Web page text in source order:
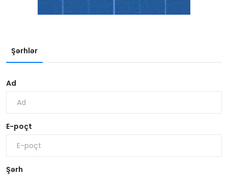
Şərhlər
Ad
E-poçt
Şərh